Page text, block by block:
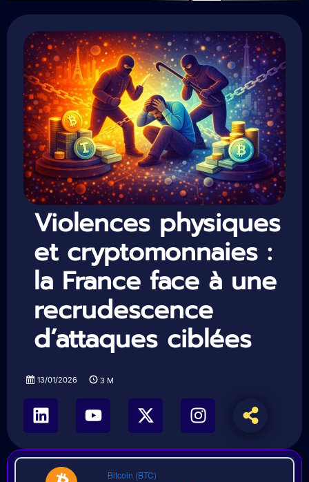
Violences physiques
et cryptomonnaies :
la France face à une
recrudescence
d’attaques ciblées
13/01/2026 3 M
Bitcoin (BTC)